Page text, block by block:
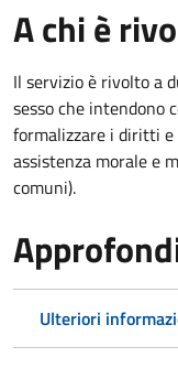
A chi è
Il servizio è rivolto a
sesso che intendono
formalizzare i diritti e
assistenza morale e
comuni).
Ulteriori